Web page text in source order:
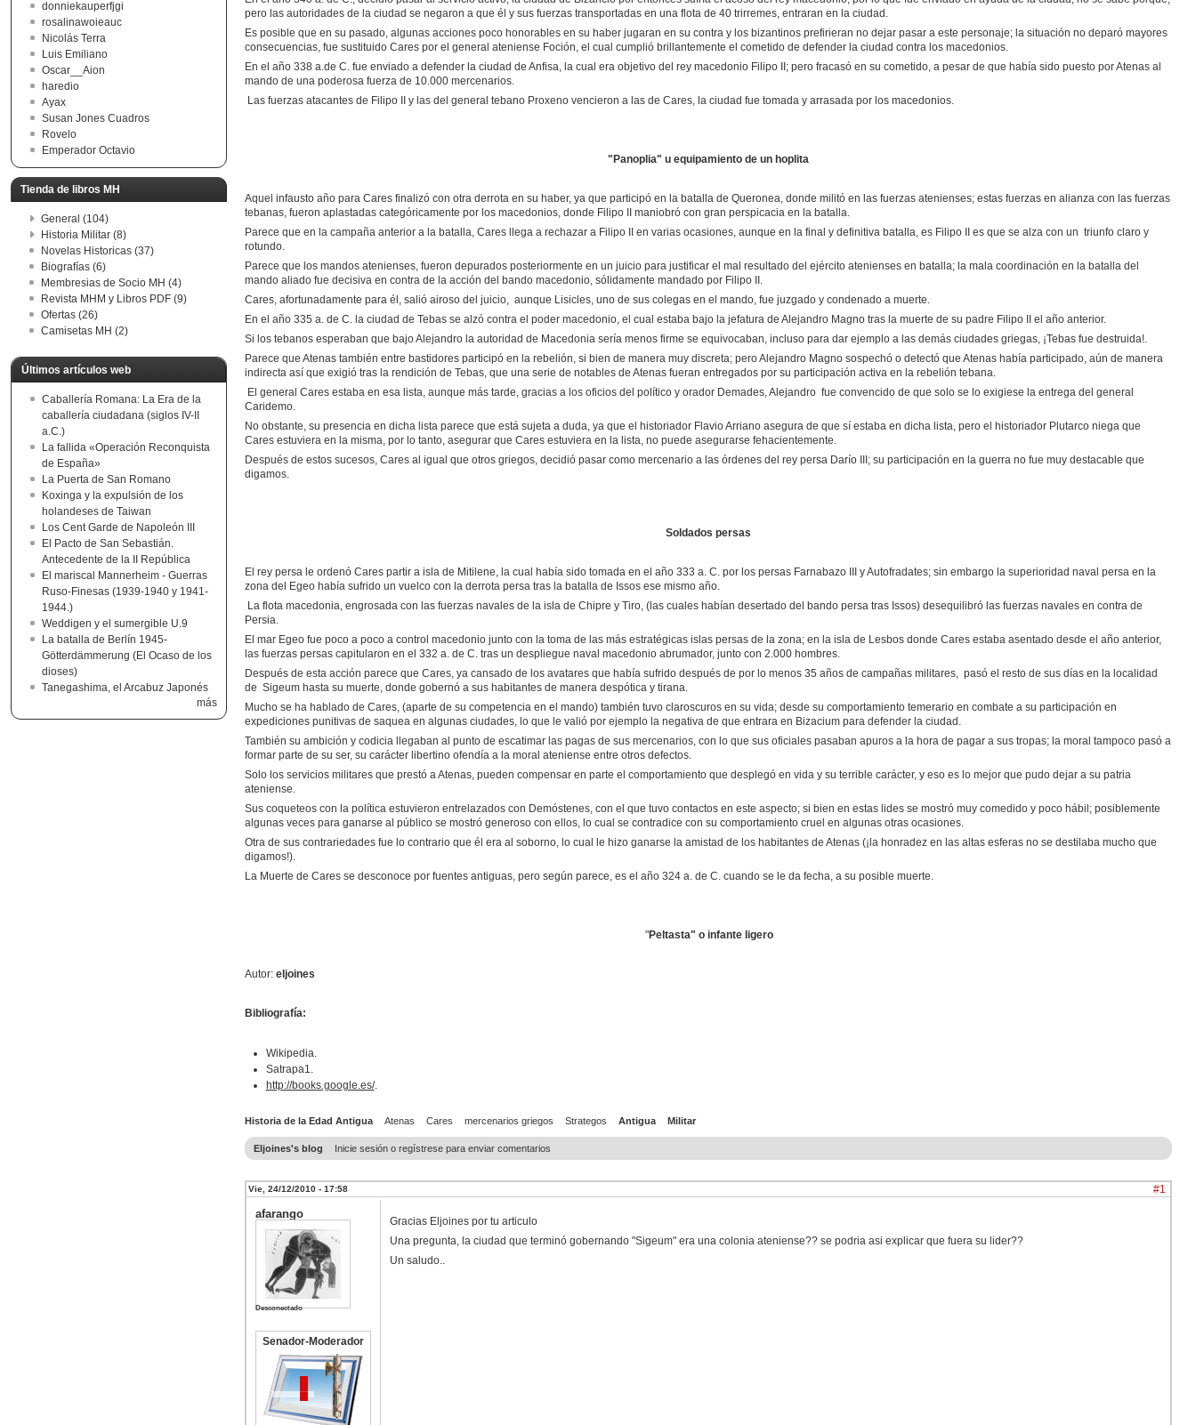
donniekauperfjgi
rosalinawoieauc
Nicolás Terra
Luis Emiliano
Oscar__Aion
haredio
Ayax
Susan Jones Cuadros
Rovelo
Emperador Octavio
Tienda de libros MH
General (104)
Historia Militar (8)
Novelas Historicas (37)
Biografías (6)
Membresias de Socio MH (4)
Revista MHM y Libros PDF (9)
Ofertas (26)
Camisetas MH (2)
Últimos artículos web
Caballería Romana: La Era de la
caballería ciudadana (siglos IV-II
a.C.)
La fallida «Operación Reconquista
de España»
La Puerta de San Romano
Koxinga y la expulsión de los
holandeses de Taiwan
Los Cent Garde de Napoleón III
El Pacto de San Sebastián.
Antecedente de la II República
El mariscal Mannerheim - Guerras
Ruso-Finesas (1939-1940 y 1941-
1944.)
Weddigen y el sumergible U.9
La batalla de Berlín 1945-
Götterdämmerung (El Ocaso de los
dioses)
Tanegashima, el Arcabuz Japonés
más
pero las autoridades de la ciudad se negaron a que él y sus fuerzas transportadas en una flota de 40 trirremes, entraran en la ciudad.
Es posible que en su pasado, algunas acciones poco honorables en su haber jugaran en su contra y los bizantinos prefirieran no dejar pasar a este personaje; la situación no deparó mayores
consecuencias, fue sustituido Cares por el general ateniense Foción, el cual cumplió brillantemente el cometido de defender la ciudad contra los macedonios.
En el año 338 a.de C. fue enviado a defender la ciudad de Anfisa, la cual era objetivo del rey macedonio Filipo II; pero fracasó en su cometido, a pesar de que había sido puesto por Atenas al
mando de una poderosa fuerza de 10.000 mercenarios.
Las fuerzas atacantes de Filipo II y las del general tebano Proxeno vencieron a las de Cares, la ciudad fue tomada y arrasada por los macedonios.
"Panoplia" u equipamiento de un hoplita
Aquel infausto año para Cares finalizó con otra derrota en su haber, ya que participó en la batalla de Queronea, donde militó en las fuerzas atenienses; estas fuerzas en alianza con las fuerzas
tebanas, fueron aplastadas categóricamente por los macedonios, donde Filipo II maniobró con gran perspicacia en la batalla.
Parece que en la campaña anterior a la batalla, Cares llega a rechazar a Filipo II en varias ocasiones, aunque en la final y definitiva batalla, es Filipo II es que se alza con un triunfo claro y
rotundo.
Parece que los mandos atenienses, fueron depurados posteriormente en un juicio para justificar el mal resultado del ejército atenienses en batalla; la mala coordinación en la batalla del
mando aliado fue decisiva en contra de la acción del bando macedonio, sólidamente mandado por Filipo II.
Cares, afortunadamente para él, salió airoso del juicio, aunque Lisicles, uno de sus colegas en el mando, fue juzgado y condenado a muerte.
En el año 335 a. de C. la ciudad de Tebas se alzó contra el poder macedonio, el cual estaba bajo la jefatura de Alejandro Magno tras la muerte de su padre Filipo II el año anterior.
Si los tebanos esperaban que bajo Alejandro la autoridad de Macedonia sería menos firme se equivocaban, incluso para dar ejemplo a las demás ciudades griegas, ¡Tebas fue destruida!.
Parece que Atenas también entre bastidores participó en la rebelión, si bien de manera muy discreta; pero Alejandro Magno sospechó o detectó que Atenas había participado, aún de manera
indirecta así que exigió tras la rendición de Tebas, que una serie de notables de Atenas fueran entregados por su participación activa en la rebelión tebana.
El general Cares estaba en esa lista, aunque más tarde, gracias a los oficios del político y orador Demades, Alejandro fue convencido de que solo se lo exigiese la entrega del general
Caridemo.
No obstante, su presencia en dicha lista parece que está sujeta a duda, ya que el historiador Flavio Arriano asegura de que sí estaba en dicha lista, pero el historiador Plutarco niega que
Cares estuviera en la misma, por lo tanto, asegurar que Cares estuviera en la lista, no puede asegurarse fehacientemente.
Después de estos sucesos, Cares al igual que otros griegos, decidió pasar como mercenario a las órdenes del rey persa Darío III; su participación en la guerra no fue muy destacable que
digamos.
Soldados persas
El rey persa le ordenó Cares partir a isla de Mitilene, la cual había sido tomada en el año 333 a. C. por los persas Farnabazo III y Autofradates; sin embargo la superioridad naval persa en la
zona del Egeo había sufrido un vuelco con la derrota persa tras la batalla de Issos ese mismo año.
La flota macedonia, engrosada con las fuerzas navales de la isla de Chipre y Tiro, (las cuales habían desertado del bando persa tras Issos) desequilibró las fuerzas navales en contra de
Persia.
El mar Egeo fue poco a poco a control macedonio junto con la toma de las más estratégicas islas persas de la zona; en la isla de Lesbos donde Cares estaba asentado desde el año anterior,
las fuerzas persas capitularon en el 332 a. de C. tras un despliegue naval macedonio abrumador, junto con 2.000 hombres.
Después de esta acción parece que Cares, ya cansado de los avatares que había sufrido después de por lo menos 35 años de campañas militares, pasó el resto de sus días en la localidad
de Sigeum hasta su muerte, donde gobernó a sus habitantes de manera despótica y tirana.
Mucho se ha hablado de Cares, (aparte de su competencia en el mando) también tuvo claroscuros en su vida; desde su comportamiento temerario en combate a su participación en
expediciones punitivas de saquea en algunas ciudades, lo que le valió por ejemplo la negativa de que entrara en Bizacium para defender la ciudad.
También su ambición y codicia llegaban al punto de escatimar las pagas de sus mercenarios, con lo que sus oficiales pasaban apuros a la hora de pagar a sus tropas; la moral tampoco pasó a
formar parte de su ser, su carácter libertino ofendía a la moral ateniense entre otros defectos.
Solo los servicios militares que prestó a Atenas, pueden compensar en parte el comportamiento que desplegó en vida y su terrible carácter, y eso es lo mejor que pudo dejar a su patria
ateniense.
Sus coqueteos con la política estuvieron entrelazados con Demóstenes, con el que tuvo contactos en este aspecto; si bien en estas lides se mostró muy comedido y poco hábil; posiblemente
algunas veces para ganarse al público se mostró generoso con ellos, lo cual se contradice con su comportamiento cruel en algunas otras ocasiones.
Otra de sus contrariedades fue lo contrario que él era al soborno, lo cual le hizo ganarse la amistad de los habitantes de Atenas (¡la honradez en las altas esferas no se destilaba mucho que
digamos!).
La Muerte de Cares se desconoce por fuentes antiguas, pero según parece, es el año 324 a. de C. cuando se le da fecha, a su posible muerte.
"Peltasta" o infante ligero
Autor: eljoines
Bibliografía:
Wikipedia.
Satrapa1.
http://books.google.es/.
Historia de la Edad Antigua Atenas Cares mercenarios griegos Strategos Antigua Militar
Eljoines's blog Inicie sesión o regístrese para enviar comentarios
Vie, 24/12/2010 - 17:58 #1
afarango
Desconectado
Senador-Moderador
Gracias Eljoines por tu articulo
Una pregunta, la ciudad que terminó gobernando "Sigeum" era una colonia ateniense?? se podria asi explicar que fuera su lider??
Un saludo..